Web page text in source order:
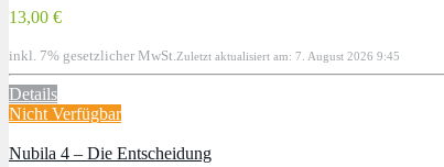
13,00 €
inkl. 7% gesetzlicher MwSt. Zuletzt aktualisiert am: 7. August 2026 9:45
Details
Nicht Verfügbar
Nubila 4 – Die Entscheidung